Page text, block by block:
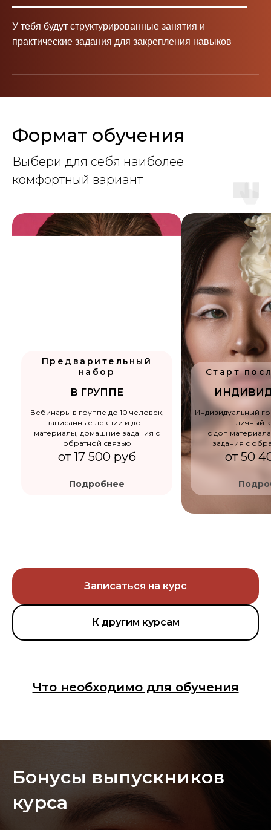
У тебя будут структурированные занятия и
практические задания для закрепления навыков
Формат обучения
Выбери для себя наиболее
комфортный вариант
Предварительный
набор
В ГРУППЕ
Вебинары в группе до 10 человек,
записанные лекции и доп.
материалы, домашние задания с
обратной связью
от 17 500 руб
Подробнее
Старт
Индивидуальный
личный
с доп
задания с
от 50
Записаться на курс
К другим курсам
Что необходимо для обучения
Бонусы выпускников
курса